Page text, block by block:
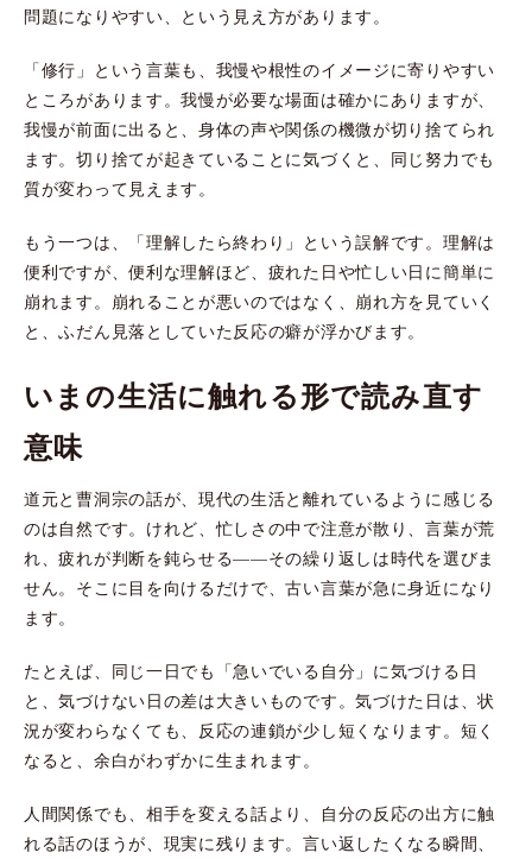
問題になりやすい、という見え方があります。
「修行」という言葉も、我慢や根性のイメージに寄りやすい
ところがあります。我慢が必要な場面は確かにありますが、
我慢が前面に出ると、身体の声や関係の機微が切り捨てられ
ます。切り捨てが起きていることに気づくと、同じ努力でも
質が変わって見えます。
もう一つは、「理解したら終わり」という誤解です。理解は
便利ですが、便利な理解ほど、疲れた日や忙しい日に簡単に
崩れます。崩れることが悪いのではなく、崩れ方を見ていく
と、ふだん見落としていた反応の癖が浮かびます。
いまの生活に触れる形で読み直す
意味
道元と曹洞宗の話が、現代の生活と離れているように感じる
のは自然です。けれど、忙しさの中で注意が散り、言葉が荒
れ、疲れが判断を鈍らせる——その繰り返しは時代を選びま
せん。そこに目を向けるだけで、古い言葉が急に身近になり
ます。
たとえば、同じ一日でも「急いでいる自分」に気づける日
と、気づけない日の差は大きいものです。気づけた日は、状
況が変わらなくても、反応の連鎖が少し短くなります。短く
なると、余白がわずかに生まれます。
人間関係でも、相手を変える話より、自分の反応の出方に触
れる話のほうが、現実に残ります。言い返したくなる瞬間、